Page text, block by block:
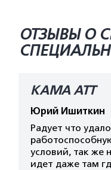
ОТЗЫВЫ О
КАМА АТТ
Юрий Ишиткин
Радует что
условий, так же
идет даже там